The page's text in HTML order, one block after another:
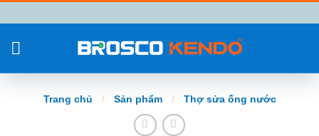
đến
nội
Trang chủ / Sản phẩm / Thợ sửa ống nước